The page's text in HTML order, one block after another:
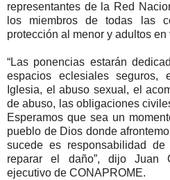
representantes de la Red
los miembros de todas las
protección al menor y adultos
“Las ponencias estarán
espacios eclesiales
Iglesia, el abuso sexual, el
de abuso, las obligaciones
Esperamos que sea un
pueblo de Dios donde
sucede es responsabilidad
reparar el daño”, dijo Juan
ejecutivo de CONAPROME.